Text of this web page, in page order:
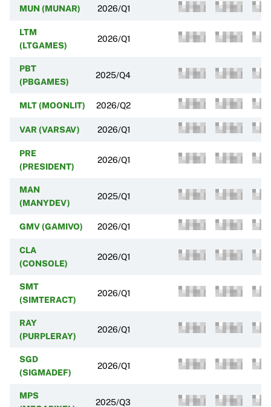
MUN (MUNAR) 2026/Q1
LTM
(LTGAMES)
2026/Q1
PBT
(PBGAMES)
2025/Q4
MLT (MOONLIT) 2026/Q2
VAR (VARSAV) 2026/Q1
PRE
(PRESIDENT)
2026/Q1
MAN
(MANYDEV)
2025/Q1
GMV (GAMIVO) 2026/Q1
CLA
(CONSOLE)
2026/Q1
SMT
(SIMTERACT)
2026/Q1
RAY
(PURPLERAY)
2026/Q1
SGD
(SIGMADEF)
2026/Q1
MPS
2025/Q3